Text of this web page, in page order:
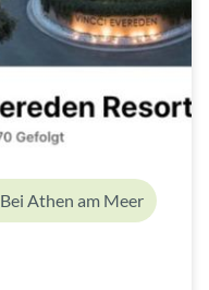
Bei Athen am Meer